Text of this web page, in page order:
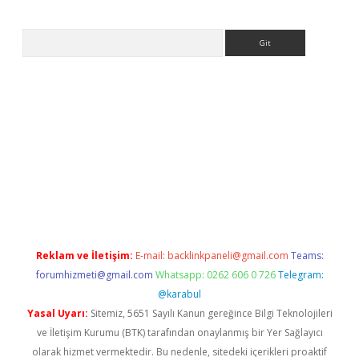
Reklam ve İletişim: E-mail: backlinkpaneli@gmail.com Teams:
forumhizmeti@gmail.com Whatsapp: 0262 606 0 726 Telegram:
@karabul
Yasal Uyarı: Sitemiz, 5651 Sayılı Kanun gereğince Bilgi Teknolojileri
ve İletişim Kurumu (BTK) tarafından onaylanmış bir Yer Sağlayıcı
olarak hizmet vermektedir. Bu nedenle, sitedeki içerikleri proaktif